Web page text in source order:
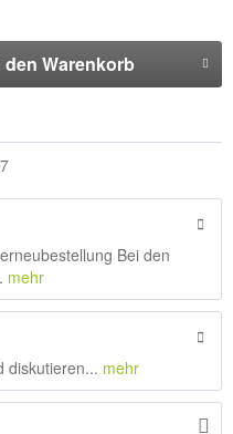
den Warenkorb
Bei den
mehr
diskutieren... mehr